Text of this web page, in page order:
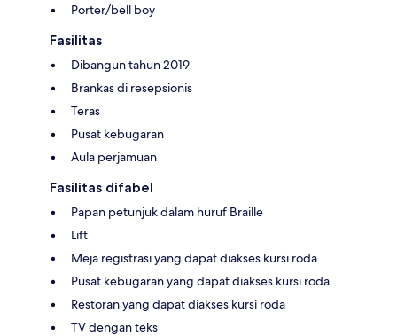
Porter/bell boy
Fasilitas
Dibangun tahun 2019
Brankas di resepsionis
Teras
Pusat kebugaran
Aula perjamuan
Fasilitas difabel
Papan petunjuk dalam huruf Braille
Lift
Meja registrasi yang dapat diakses kursi roda
Pusat kebugaran yang dapat diakses kursi roda
Restoran yang dapat diakses kursi roda
TV dengan teks